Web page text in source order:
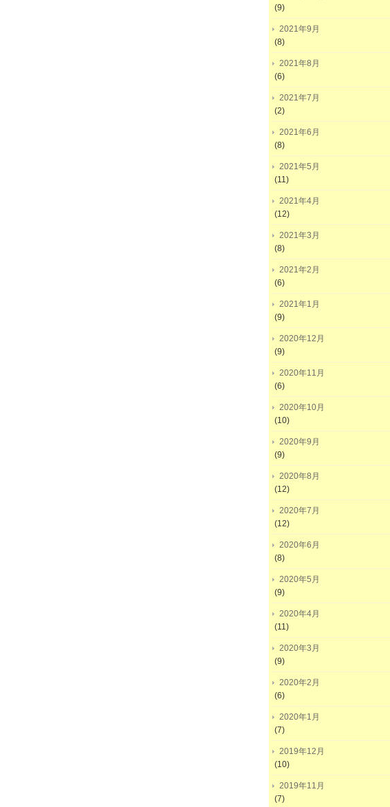
(9)
2021年9月
(8)
2021年8月
(6)
2021年7月
(2)
2021年6月
(8)
2021年5月
(11)
2021年4月
(12)
2021年3月
(8)
2021年2月
(6)
2021年1月
(9)
2020年12月
(9)
2020年11月
(6)
2020年10月
(10)
2020年9月
(9)
2020年8月
(12)
2020年7月
(12)
2020年6月
(8)
2020年5月
(9)
2020年4月
(11)
2020年3月
(9)
2020年2月
(6)
2020年1月
(7)
2019年12月
(10)
2019年11月
(7)